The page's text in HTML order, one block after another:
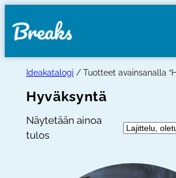
sisältöön
Ideakatalogi / Tuotteet avainsanalla
Hyväksyntä
Näytetään ainoa
tulos